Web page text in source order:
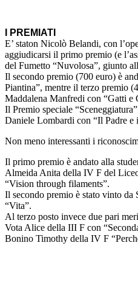
I PREMIATI
E’ staton Nicolò Belandi, con
aggiudicarsi il primo premio (e
del Fumetto “Nuvolosa”, giunto
Il secondo premio (700 euro) è
Piantina”, mentre il terzo premio
Maddalena Manfredi con “Gatti e
Il Premio speciale
Daniele Lombardi con “Il Padre e
Non meno interessanti i
Il primo premio è andato alla
Almeida Anita della IV F del
“Vision through filaments”.
Il secondo premio è stato vinto
“Vita”.
Al terzo posto invece due pari
Vota Alice della III F con
Bonino Timothy della IV F